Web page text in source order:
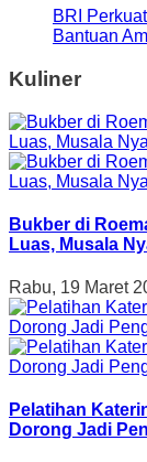
BRI
Bantuan
Kuliner
Bukber di
Luas, Musala
Rabu, 19 Maret
Pelatihan
Dorong Jadi